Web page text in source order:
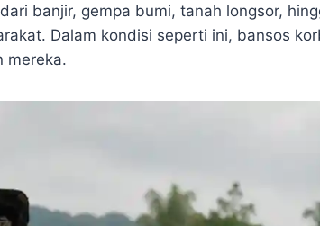
banjir, gempa bumi, tanah longsor,
Dalam kondisi seperti ini, bansos
mereka.